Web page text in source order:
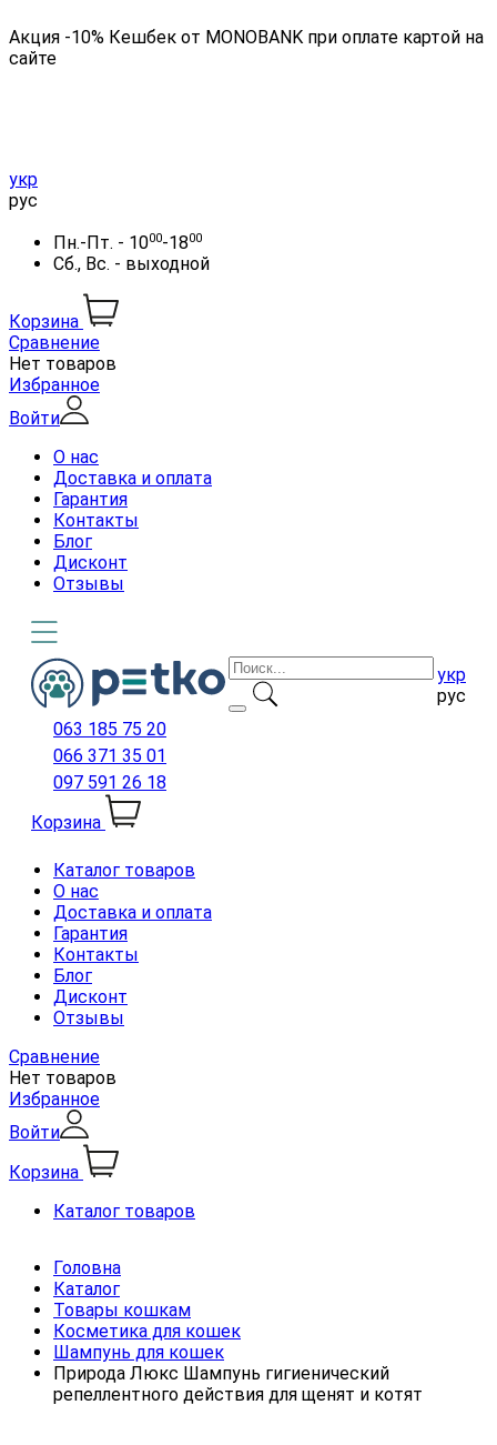
Акция -10% Кешбек от MONOBANK при оплате картой на
сайте
укр
рус
Пн.-Пт. - 1000-1800
Сб., Вс. - выходной
Корзина
Сравнение
Нет товаров
Избранное
Войти
О нас
Доставка и оплата
Гарантия
Контакты
Блог
Дисконт
Отзывы
укр
рус
063 185 75 20
066 371 35 01
097 591 26 18
Корзина
Каталог товаров
О нас
Доставка и оплата
Гарантия
Контакты
Блог
Дисконт
Отзывы
Сравнение
Нет товаров
Избранное
Войти
Корзина
Каталог товаров
Головна
Каталог
Товары кошкам
Косметика для кошек
Шампунь для кошек
Природа Люкс Шампунь гигиенический
репеллентного действия для щенят и котят